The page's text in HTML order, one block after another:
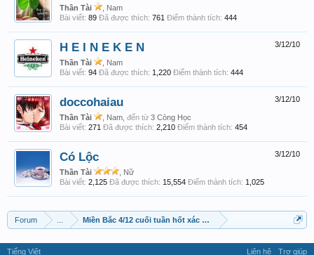
Thần Tài
, Nam
Bài viết: 89 Đã được thích: 761 Điểm thành tích: 444
3/12/10
H E I N E K E N
Thần Tài
, Nam
Bài viết: 94 Đã được thích: 1,220 Điểm thành tích: 444
3/12/10
doccohaiau
Thần Tài , Nam, đến từ 3 Còng Học
Bài viết: 271 Đã được thích: 2,210 Điểm thành tích: 454
3/12/10
Có Lộc
Thần Tài
, Nữ
Bài viết: 2,125 Đã được thích: 15,554 Điểm thành tích: 1,025
Forum Miền Bắc 4/12 cuối tuần hốt xác chủ lô
Tiếng Việt Liên hệ Trợ giúp